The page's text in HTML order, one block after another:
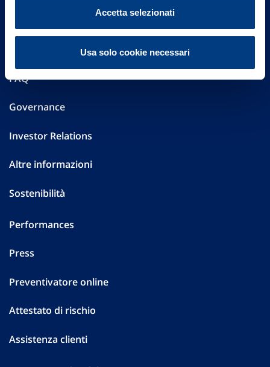
Accetta selezionati
Usa solo cookie necessari
Vittoria Assicurazioni S.p.A.
20149 Milano
Part. IVA 01329510158
FAQ
Governance
Investor Relations
Altre informazioni
Sostenibilità
Performances
Press
Preventivatore online
Attestato di rischio
Assistenza clienti